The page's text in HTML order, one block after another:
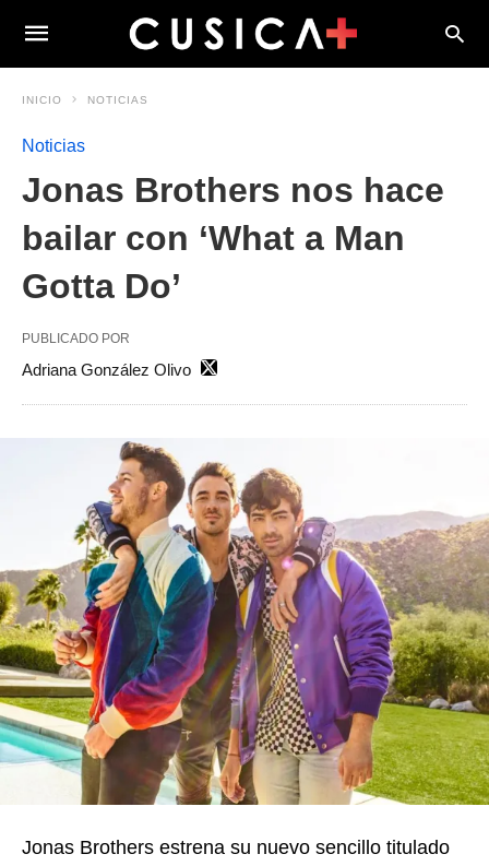
INICIO NOTICIAS
Noticias
Jonas Brothers nos hace
bailar con ‘What a Man
Gotta Do’
PUBLICADO POR
Adriana González Olivo
Jonas Brothers estrena su nuevo sencillo titulado